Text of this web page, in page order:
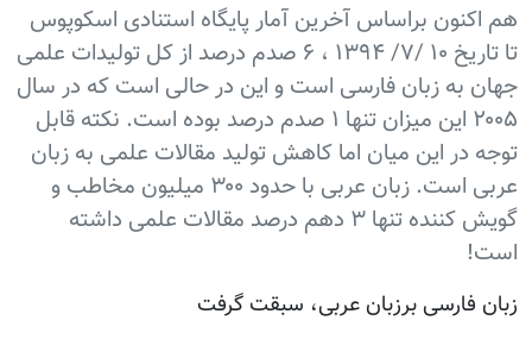
هم اکنون براساس آخرین آمار پایگاه استنادی اسکوپوس
تا تاریخ ۱۰ /۷/ ۱۳۹۴ ، ۶ صدم درصد از کل تولیدات علمی
جهان به زبان فارسی است و این در حالی است که در سال
۲۰۰۵ این میزان تنها ۱ صدم درصد بوده است. نکته قابل
توجه در این میان اما کاهش تولید مقالات علمی به زبان
عربی است. زبان عربی با حدود ۳۰۰ میلیون مخاطب و
گویش کننده تنها ۳ دهم درصد مقالات علمی داشته
است!
زبان فارسی برزبان عربی، سبقت گرفت